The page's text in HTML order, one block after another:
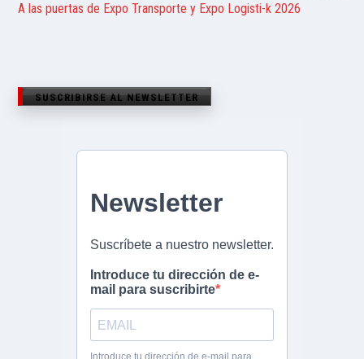
A las puertas de Expo Transporte y Expo Logisti-k 2026
SUSCRIBIRSE AL NEWSLETTER